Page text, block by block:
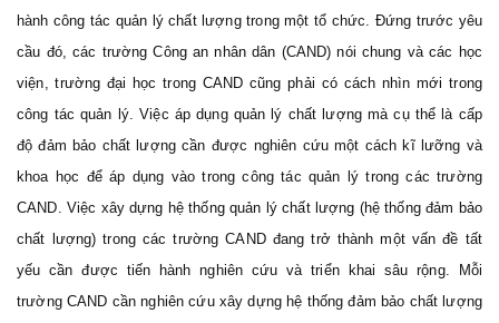
hành công tác quản lý chất lượng trong một tổ chức. Đứng trước yêu
cầu đó, các trường Công an nhân dân (CAND) nói chung và các học
viện, trường đại học trong CAND cũng phải có cách nhìn mới trong
công tác quản lý. Việc áp dụng quản lý chất lượng mà cụ thể là cấp
độ đảm bảo chất lượng cần được nghiên cứu một cách kĩ lưỡng và
khoa học để áp dụng vào trong công tác quản lý trong các trường
CAND. Việc xây dựng hệ thống quản lý chất lượng (hệ thống đảm bảo
chất lượng) trong các trường CAND đang trở thành một vấn đề tất
yếu cần được tiến hành nghiên cứu và triển khai sâu rộng. Mỗi
trường CAND cần nghiên cứu xây dựng hệ thống đảm bảo chất lượng